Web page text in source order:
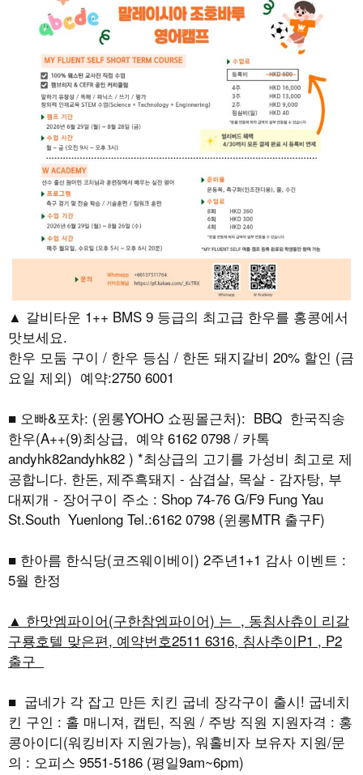
▲ 갈비타운 1++ BMS 9 등급의 최고급 한우를 홍콩에서
맛보세요.
한우 모둠 구이 / 한우 등심 / 한돈 돼지갈비 20% 할인 (금
요일 제외) 예약:2750 6001
■ 오빠&포차: (윈롱YOHO 쇼핑몰근처): BBQ 한국직송
한우(A++(9)최상급, 예약 6162 0798 / 카톡
andyhk82andyhk82 ) *최상급의 고기를 가성비 최고로 제
공합니다. 한돈, 제주흑돼지 - 삼겹살, 목살 - 감자탕, 부
대찌개 - 장어구이 주소 : Shop 74-76 G/F9 Fung Yau
St.South Yuenlong Tel.:6162 0798 (윈롱MTR 출구F)
■ 한아름 한식당(코즈웨이베이) 2주년1+1 감사 이벤트 :
5월 한정
▲ 한맛엠파이어(구한참엠파이어) 는 , 동침사츄이 리갈
구룡호텔 맞은편, 예약번호2511 6316, 침사추이P1 , P2
출구
■ 굽네가 각 잡고 만든 치킨 굽네 장각구이 출시! 굽네치
킨 구인 : 홀 매니져, 캡틴, 직원 / 주방 직원 지원자격 : 홍
콩아이디(워킹비자 지원가능), 워홀비자 보유자 지원/문
의 : 오피스 9551-5186 (평일9am~6pm)